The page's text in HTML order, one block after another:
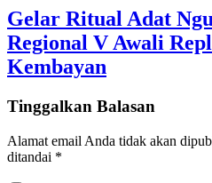
Gelar Ritual Adat
Regional V Awali
Kembayan
Tinggalkan Balasan
Alamat email Anda tidak akan
ditandai *